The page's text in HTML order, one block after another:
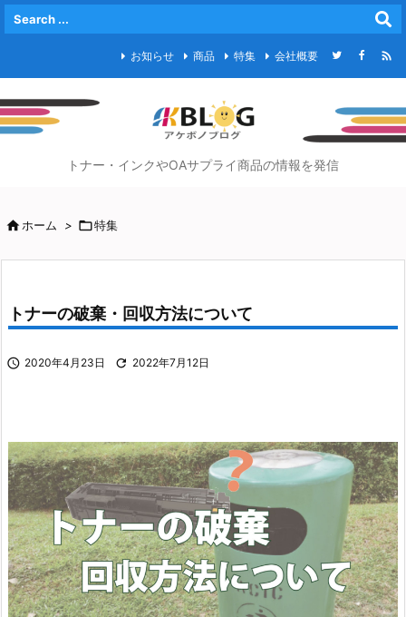
お知らせ 商品 特集 会社概要 
トナー・インクやOAサプライ商品の情報を発信
ホーム > 特集
トナーの破棄・回収方法について
 2020年4月23日  2022年7月12日